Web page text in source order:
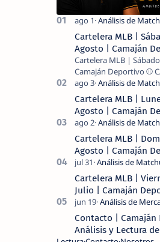
Cartelera MLB |
Agosto | Camaján
Cartelera MLB |
Camaján Deportivo ⚾ CARTELERA ·
Cartelera MLB |
Agosto | Camaján
Cartelera MLB |
Agosto | Camaján
Cartelera MLB |
Julio | Camaján
Contacto | Camaján
Análisis y Lectura